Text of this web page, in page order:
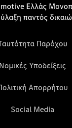
Ελλάς
παντός
Παρόχου
Νομικές Υποδείξεις
Απορρήτου
Social Media